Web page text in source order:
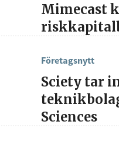
Mimecast
Företagsnytt
Sciety tar
Sciences